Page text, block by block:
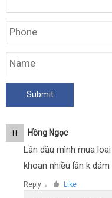
H Hồng Ngọc
Lần dầu mình mua
khoan nhiều lần k
Reply ● Like